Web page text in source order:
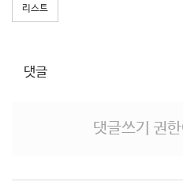
리스트
댓글
댓글쓰기 권